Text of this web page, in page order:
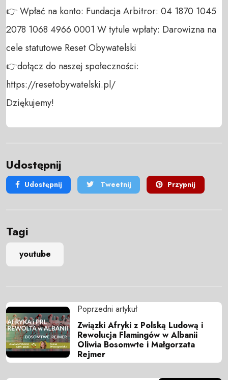
👉 Wpłać na konto: Fundacja Arbitror: 04 1870 1045
2078 1068 4966 0001 W tytule wpłaty: Darowizna na
cele statutowe Reset Obywatelski
👉dołącz do naszej społeczności:
https://resetobywatelski.pl/
Dziękujemy!
Udostępnij
Udostępnij Tweetnij Przypnij
Tagi
youtube
Poprzedni artykuł
Związki Afryki z Polską Ludową i
Rewolucja Flamingów w Albanii
Oliwia Bosomwte i Małgorzata
Rejmer